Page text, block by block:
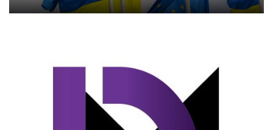
Mai puțini bani pentru Ucraina din
partea UE: „Nu toate cond